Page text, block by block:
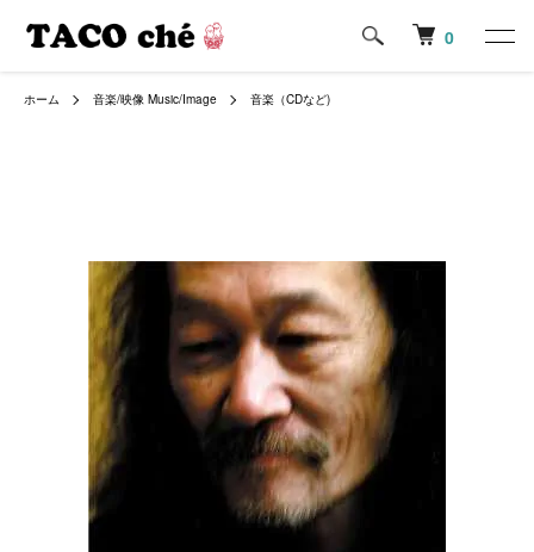
0
ホーム 音楽/映像 Music/Image 音楽（CDなど)